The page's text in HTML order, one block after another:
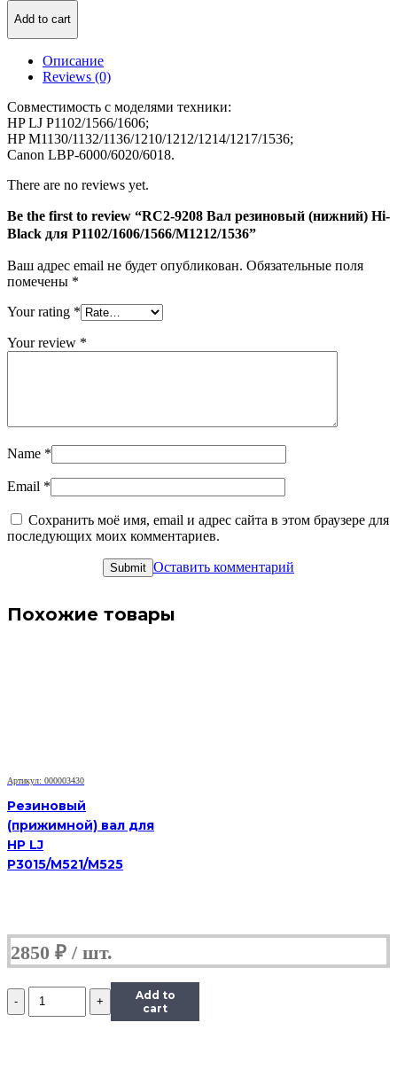
Вал
Black
P1102/1606/1566/M1212/1536
Add to cart
Описание
Reviews (0)
Совместимость с моделями техники:
HP LJ P1102/1566/1606;
HP M1130/1132/1136/1210/1212/1214/1217/1536;
Canon LBP-6000/6020/6018.
There are no reviews yet.
Be the first to review “RC2-9208 Вал резиновый (нижний) Hi-
Black для P1102/1606/1566/M1212/1536”
Ваш адрес email не будет опубликован. Обязательные поля
помечены *
Your rating *
Your review *
Name *
Email *
Сохранить моё имя, email и адрес сайта в этом браузере для
последующих моих комментариев.
Оставить комментарий
Похожие товары
Артикул: 000003430
Резиновый
(прижимной) вал для
HP LJ
P3015/M521/M525
2850 ₽
Количество
RC2-
Add to
cart